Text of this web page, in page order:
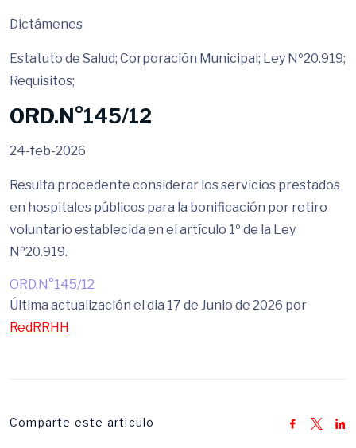
Dictámenes
Estatuto de Salud; Corporación Municipal; Ley Nº20.919;
Requisitos;
ORD.N°145/12
24-feb-2026
Resulta procedente considerar los servicios prestados
en hospitales públicos para la bonificación por retiro
voluntario establecida en el artículo 1º de la Ley
Nº20.919.
ORD.N°145/12
Última actualización el dia 17 de Junio de 2026 por
RedRRHH
Comparte este articulo